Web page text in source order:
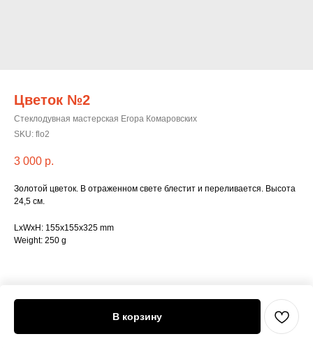
Цветок №2
Стеклодувная мастерская Егора Комаровских
SKU: flo2
3 000 р.
В корзину
Золотой цветок. В отраженном свете блестит и переливается. Высота
24,5 см.
LxWxH: 155x155x325 mm
Weight: 250 g